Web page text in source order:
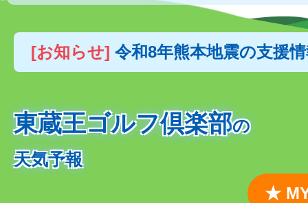
[お知らせ] 令和8年熊本地震の支援
東蔵王ゴルフ倶楽部の
天気予報
★